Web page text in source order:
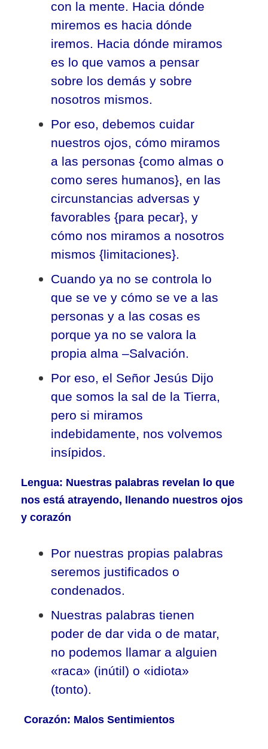
con la mente. Hacia dónde
miremos es hacia dónde
iremos. Hacia dónde miramos
es lo que vamos a pensar
sobre los demás y sobre
nosotros mismos.
Por eso, debemos cuidar
nuestros ojos, cómo miramos
a las personas {como almas o
como seres humanos}, en las
circunstancias adversas y
favorables {para pecar}, y
cómo nos miramos a nosotros
mismos {limitaciones}.
Cuando ya no se controla lo
que se ve y cómo se ve a las
personas y a las cosas es
porque ya no se valora la
propia alma –Salvación.
Por eso, el Señor Jesús Dijo
que somos la sal de la Tierra,
pero si miramos
indebidamente, nos volvemos
insípidos.
Lengua: Nuestras palabras revelan lo que
nos está atrayendo, llenando nuestros ojos
y corazón
Por nuestras propias palabras
seremos justificados o
condenados.
Nuestras palabras tienen
poder de dar vida o de matar,
no podemos llamar a alguien
«raca» (inútil) o «idiota»
(tonto).
Corazón: Malos Sentimientos